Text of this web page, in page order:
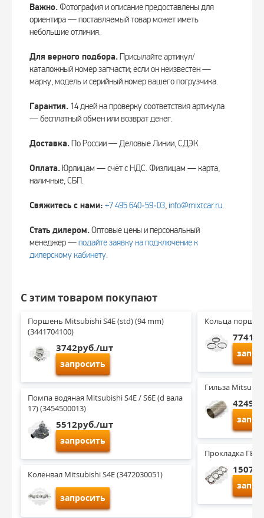
Важно.Фотография и описание предоставлены для
ориентира — поставляемый товар может иметь
небольшие отличия.
Для верного подбора.Присылайте артикул/
каталожный номер запчасти; если он неизвестен —
марку, модель и серийный номер вашего погрузчика.
Гарантия. 14 дней на проверку соответствия артикула
— бесплатный обмен или возврат денег.
Доставка.По России — Деловые Линии, СДЭК.
Оплата. Юрлицам — счёт с НДС. Физлицам — карта,
наличные, СБП.
Свяжитесь с нами: +7 495 640‑59‑03, info@mixtcar.ru.
Стать дилером.Оптовые цены и персональный
менеджер —подайте заявку на подключение к
дилерскому кабинету.
С этим товаром покупают
Поршень Mitsubishi S4E (std) (94 mm)
(3441704100)
3742руб./шт
запросить
Помпа водяная Mitsubishi S4E / S6E (d вала
17) (3454500013)
5512руб./шт
запросить
Коленвал Mitsubishi S4E (3472030051)
запросить
Кольца
Гильза
Прокладка ГБЦ